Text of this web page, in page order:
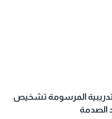
التدريبية المرسومة تشخيص